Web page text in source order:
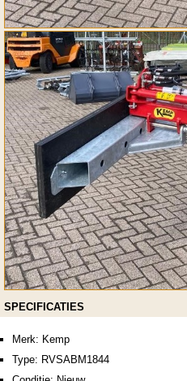
SPECIFICATIES
Merk: Kemp
Type: RVSABM1844